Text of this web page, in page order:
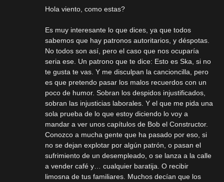
Hola viento, como estas?
Es muy interesante lo que dices, ya que todos
sabemos que hay patronos autoritarios, y déspotas.
No todos son así, pero el caso que nos ocuparía
seria ese. Un patrono que te dice: Esto es Ska, si no
te gusta te vas. Y me disculpan la cancioncilla, pero
es que pretendo pasar los malos recuerdos con un
poco de humor. Sobran los despidos injustificados,
sobran las injusticias laborales. Y el que me pida una
sola prueba de lo que estoy diciendo lo voy a
mandar a ver unos capítulos de Bob el Constructor.
Conozco a mucha gente que ha pasado por eso, si
no se dejan explotar por algún patrón, o pasan el
sufrimiento de un desempleado, o se lanza a la calle
a vender café y… cualquier baratija. O recibir
limosna de tus familiares. Muchos decían que los